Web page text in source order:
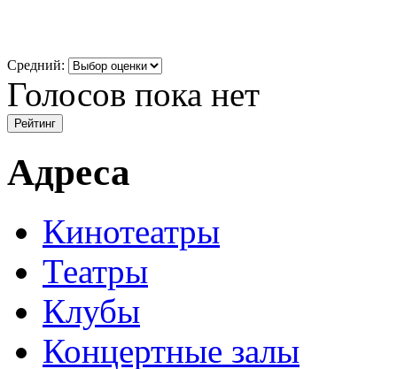
Средний:
Голосов пока нет
Адреса
Кинотеатры
Театры
Клубы
Концертные залы